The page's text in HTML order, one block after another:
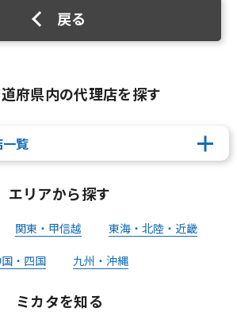
戻る
府県内の代理店を探す
覧
エリアから探す
関東・甲信越 東海・北陸・近畿
・四国 九州・沖縄
ミカタを知る